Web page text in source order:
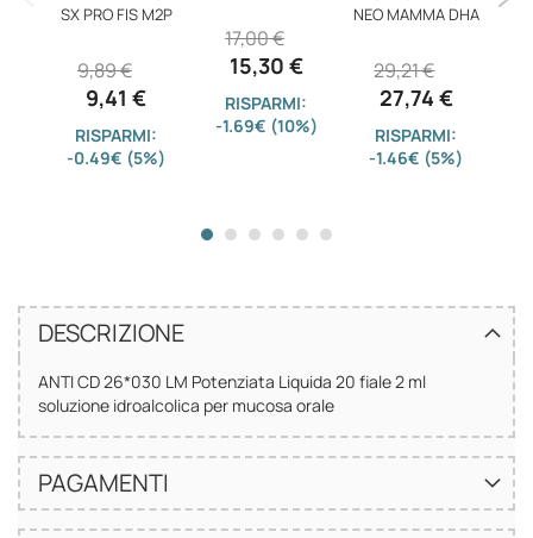
SX PRO FIS M2P
9,41 €
9,89 €
RISPARMI:
-0.49€ (5%)
15,30 €
17,00 €
RISPARMI:
-1.69€ (10%)
NEO MAMMA DHA
27,74 €
29,21 €
RISPARMI:
-1.46€ (5%)
DESCRIZIONE
ANTI CD 26*030 LM Potenziata Liquida 20 fiale 2 ml
soluzione idroalcolica per mucosa orale
PAGAMENTI